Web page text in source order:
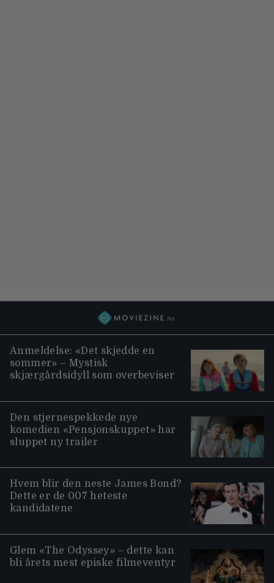
Anmeldelse: «Det skjedde en
sommer» – Mystisk
skjærgårdsidyll som overbeviser
Den stjernespekkede nye
komedien «Pensjonskuppet» har
sluppet ny trailer
Hvem blir den neste James Bond?
Dette er de 007 heteste
kandidatene
Glem «The Odyssey» – dette kan
bli årets mest episke filmeventyr